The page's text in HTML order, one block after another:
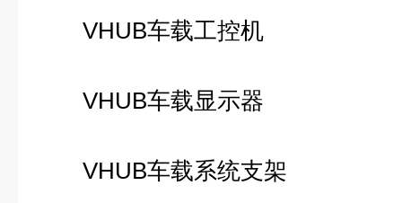
VHUB车载工控机
VHUB车载显示器
VHUB车载系统支架